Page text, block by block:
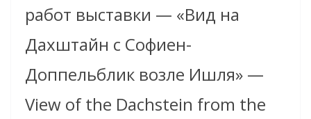
работ выставки — «Вид на
Дахштайн с Софиен-
Доппельблик возле Ишля» —
View of the Dachstein from the